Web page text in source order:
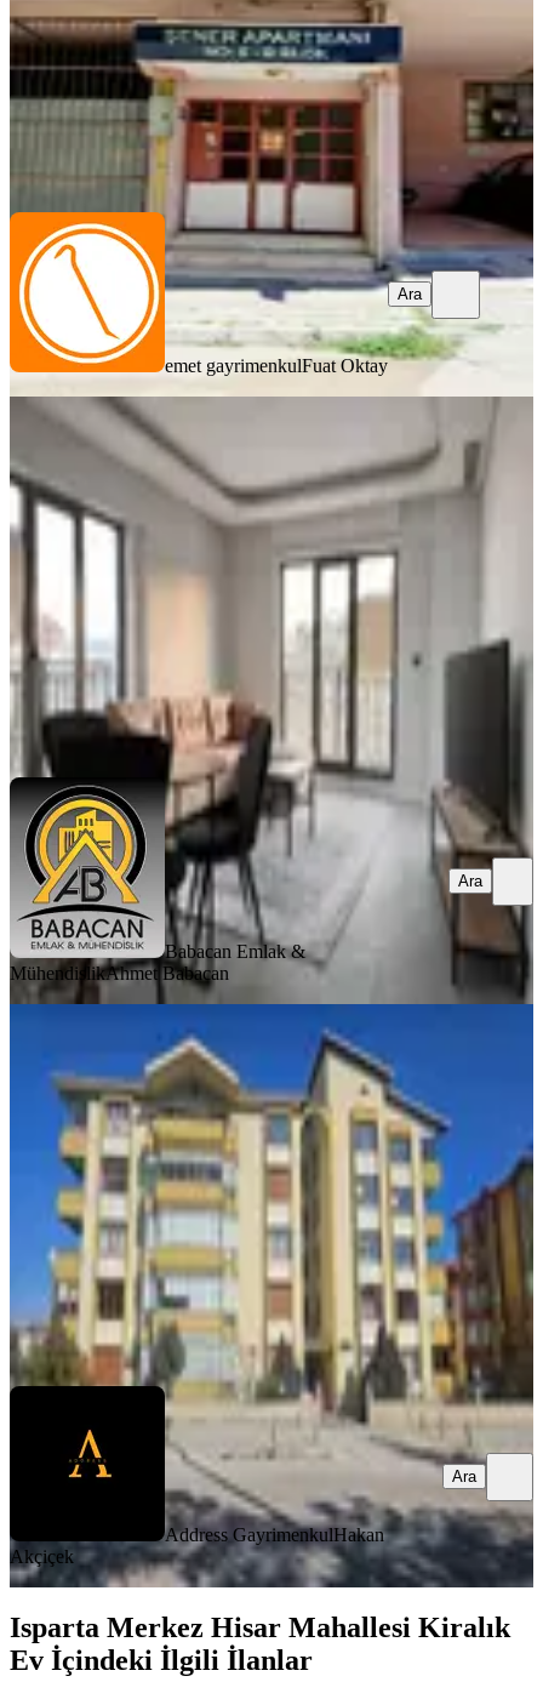
20.000 ₺
emet gayrimenkulFuat Oktay
emet gayrimenkulFuat Oktay
Ara
SIFIR BİNA
Çünür'de Ultra Lüks 2+1 Eşyalı
Amerikan Mutfak Kiralık Daire
Merkez, Çünür Mahallesi
5. Kat· 29.07.2026
33.000 ₺
Babacan Emlak & MühendislikAhmet Babacan
Babacan Emlak &
MühendislikAhmet Babacan
Ara
Antalya Yolu Opet Altında 3+1 Geniş
Balkonlu Kiralık Daire
Merkez, Karaağaç Mahallesi
3+1·140 m² 4. Kat 28.07.2026
23.500 ₺
Address GayrimenkulHakan Akçiçek
Ara
Address GayrimenkulHakan
Akçiçek
Ara
Isparta Merkez Hisar Mahallesi Kiralık
Ev İçindeki İlgili İlanlar